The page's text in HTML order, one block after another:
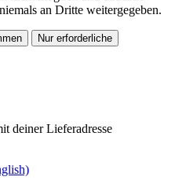
an Dritte weitergegeben.
Nur erforderliche
deiner Lieferadresse